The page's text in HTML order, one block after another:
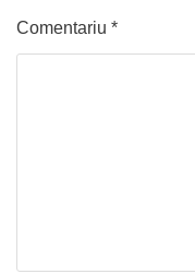
Comentariu *